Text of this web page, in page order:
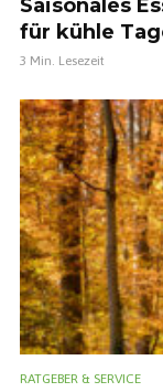
Saisonales
für kühle
3 Min. Lesezeit
RATGEBER & SERVICE